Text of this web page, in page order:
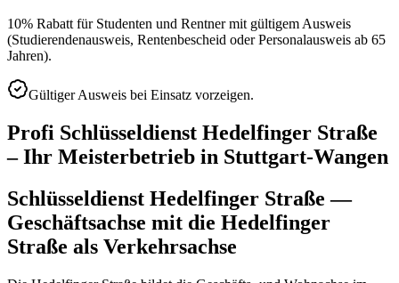
10% Rabatt für Studenten und Rentner mit gültigem Ausweis
(Studierendenausweis, Rentenbescheid oder Personalausweis ab 65
Jahren).
Gültiger Ausweis bei Einsatz vorzeigen.
Profi Schlüsseldienst Hedelfinger Straße
– Ihr Meisterbetrieb in Stuttgart-Wangen
Schlüsseldienst Hedelfinger Straße —
Geschäftsachse mit die Hedelfinger
Straße als Verkehrsachse